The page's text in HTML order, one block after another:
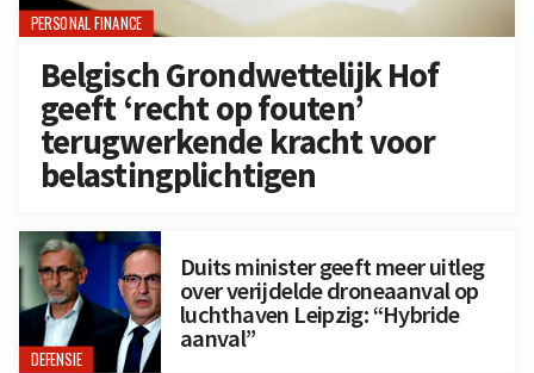
PERSONAL FINANCE
Belgisch Grondwettelijk Hof
geeft ‘recht op fouten’
terugwerkende kracht voor
belastingplichtigen
DEFENSIE
Duits minister geeft meer uitleg
over verijdelde droneaanval op
luchthaven Leipzig: “Hybride
aanval”